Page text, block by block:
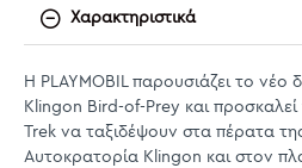
Χαρακτηριστικά
H PLAYMOBIL παρουσιάζει το νέο
Klingon Bird-of-Prey και
Trek να ταξιδέψουν στα πέρατα
Αυτοκρατορία Klingon και στον